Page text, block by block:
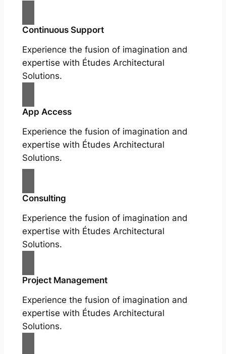
Continuous Support
Experience the fusion of imagination and
expertise with Études Architectural
Solutions.
App Access
Experience the fusion of imagination and
expertise with Études Architectural
Solutions.
Consulting
Experience the fusion of imagination and
expertise with Études Architectural
Solutions.
Project Management
Experience the fusion of imagination and
expertise with Études Architectural
Solutions.